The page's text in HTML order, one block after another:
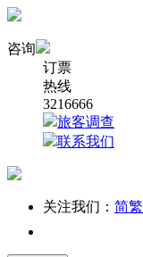
咨询
订票
热线
3216666
旅客调查
联系我们
关注我们： 简繁